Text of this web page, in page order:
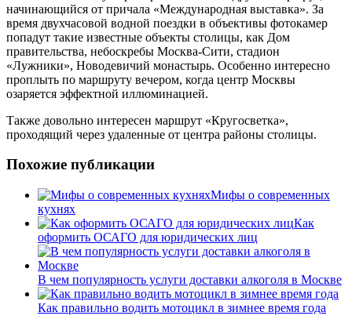
начинающийся от причала «Международная выставка». За
время двухчасовой водной поездки в объективы фотокамер
попадут такие известные объекты столицы, как Дом
правительства, небоскребы Москва-Сити, стадион
«Лужники», Новодевичий монастырь. Особенно интересно
проплыть по маршруту вечером, когда центр Москвы
озаряется эффектной иллюминацией.
Также довольно интересен маршрут «Кругосветка»,
проходящий через удаленные от центра районы столицы.
Похожие публикации
Мифы о современных
кухнях
Как
оформить ОСАГО для юридических лиц
В чем популярность услуги доставки алкоголя в Москве
Как правильно водить мотоцикл в зимнее время года